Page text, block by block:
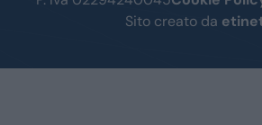
Sito creato da